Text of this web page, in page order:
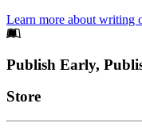
Learn more about writing
Footer
Publish Early,
Links
Store